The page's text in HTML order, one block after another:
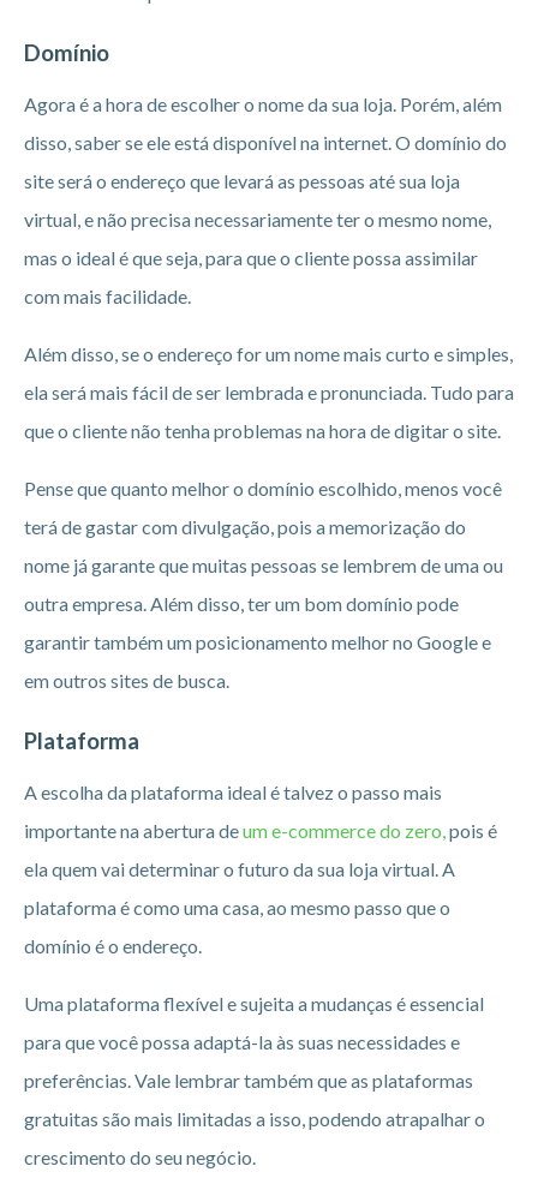
Domínio
Agora é a hora de escolher o nome da sua loja. Porém, além
disso, saber se ele está disponível na internet. O domínio do
site será o endereço que levará as pessoas até sua loja
virtual, e não precisa necessariamente ter o mesmo nome,
mas o ideal é que seja, para que o cliente possa assimilar
com mais facilidade.
Além disso, se o endereço for um nome mais curto e simples,
ela será mais fácil de ser lembrada e pronunciada. Tudo para
que o cliente não tenha problemas na hora de digitar o site.
Pense que quanto melhor o domínio escolhido, menos você
terá de gastar com divulgação, pois a memorização do
nome já garante que muitas pessoas se lembrem de uma ou
outra empresa. Além disso, ter um bom domínio pode
garantir também um posicionamento melhor no Google e
em outros sites de busca.
Plataforma
A escolha da plataforma ideal é talvez o passo mais
importante na abertura deum e-commerce do zero, pois é
ela quem vai determinar o futuro da sua loja virtual. A
plataforma é como uma casa, ao mesmo passo que o
domínio é o endereço.
Uma plataforma flexível e sujeita a mudanças é essencial
para que você possa adaptá-la às suas necessidades e
preferências. Vale lembrar também que as plataformas
gratuitas são mais limitadas a isso, podendo atrapalhar o
crescimento do seu negócio.